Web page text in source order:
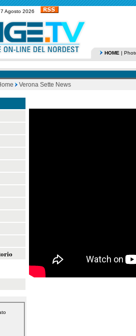
Agosto 2026
HOME |
Verona Sette News